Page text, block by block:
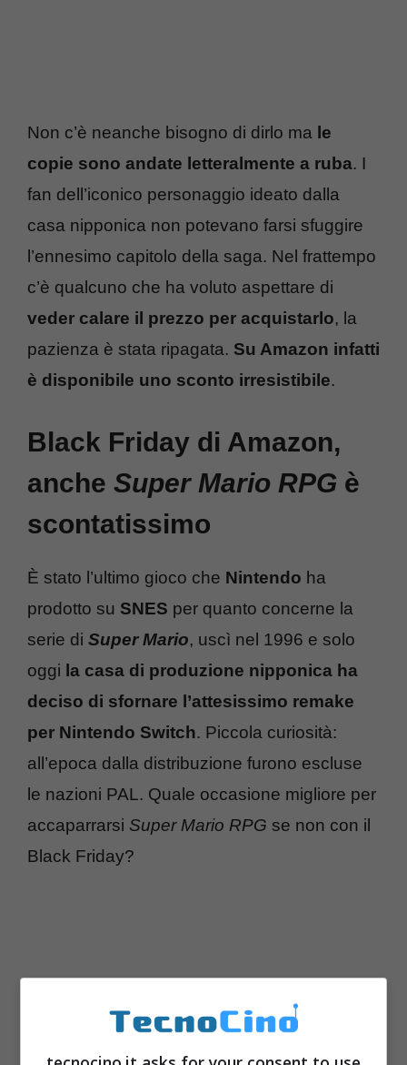
Non c’è neanche bisogno di dirlo ma le
copie sono andate letteralmente a ruba. I
fan dell’iconico personaggio ideato dalla
casa nipponica non potevano farsi sfuggire
l’ennesimo capitolo della saga. Nel frattempo
c’è qualcuno che ha voluto aspettare di
veder calare il prezzo per acquistarlo, la
pazienza è stata ripagata. Su Amazon infatti
è disponibile uno sconto irresistibile.
Black Friday di Amazon,
anche Super Mario RPG è
scontatissimo
È stato l’ultimo gioco che Nintendo ha
prodotto su SNES per quanto concerne la
serie di Super Mario, uscì nel 1996 e solo
oggi la casa di produzione nipponica ha
deciso di sfornare l’attesissimo remake
per Nintendo Switch. Piccola curiosità:
all’epoca dalla distribuzione furono escluse
le nazioni PAL. Quale occasione migliore per
accaparrarsi Super Mario RPG se non con il
Black Friday?